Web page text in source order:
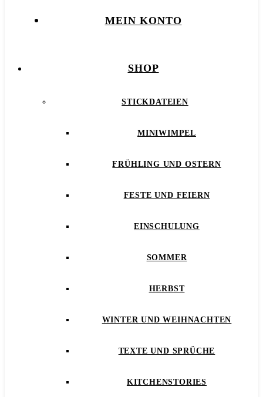
MEIN KONTO
SHOP
STICKDATEIEN
MINIWIMPEL
FRÜHLING UND OSTERN
FESTE UND FEIERN
EINSCHULUNG
SOMMER
HERBST
WINTER UND WEIHNACHTEN
TEXTE UND SPRÜCHE
KITCHENSTORIES